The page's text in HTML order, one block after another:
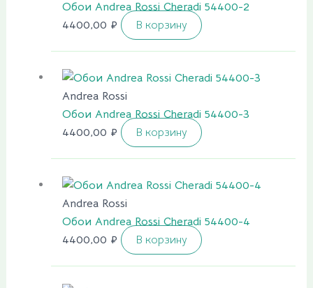
Обои Andrea Rossi Cheradi 54400-2
4400,00 ₽ В корзину
Andrea Rossi
Обои Andrea Rossi Cheradi 54400-3
4400,00 ₽ В корзину
Andrea Rossi
Обои Andrea Rossi Cheradi 54400-4
4400,00 ₽ В корзину